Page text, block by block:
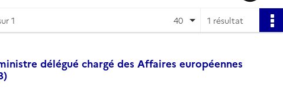
1 1 résultat
40
délégué chargé des Affaires européennes